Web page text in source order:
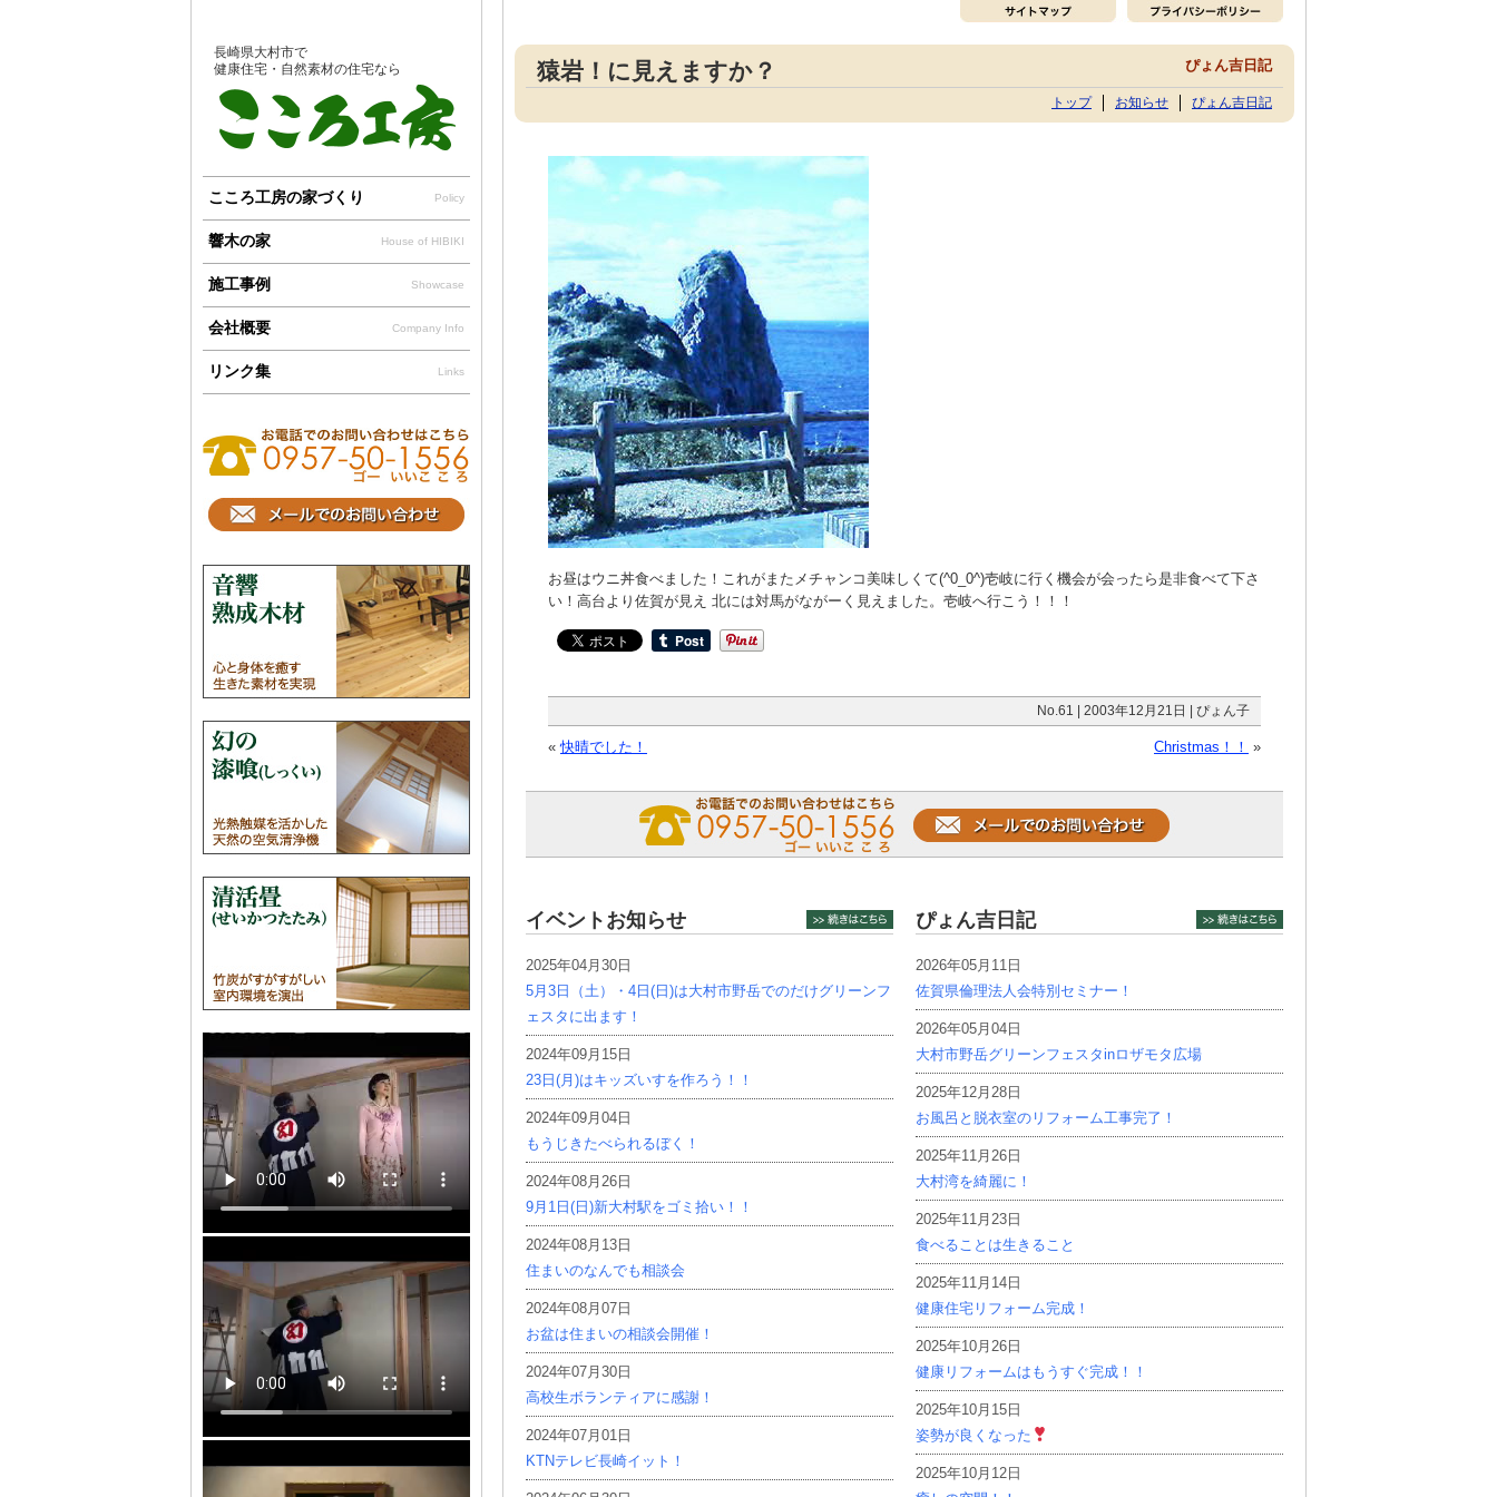
猿岩！に見えますか？ ぴょん吉日記
トップ お知らせ ぴょん吉日記
お昼はウニ丼食べました！これがまたメチャンコ美味しくて(^0_0^)壱岐に行く機会が会ったら是非食べて下さ
い！高台より佐賀が見え 北には対馬がながーく見えました。壱岐へ行こう！！！
No.61 | 2003年12月21日 | ぴょん子
«快晴でした！ Christmas！！ »
イベントお知らせ
2025年04月30日
5月3日（土）・4日(日)は大村市野岳でのだけグリーンフ
ェスタに出ます！
2024年09月15日
23日(月)はキッズいすを作ろう！！
2024年09月04日
もうじきたべられるぼく！
2024年08月26日
9月1日(日)新大村駅をゴミ拾い！！
2024年08月13日
住まいのなんでも相談会
2024年08月07日
お盆は住まいの相談会開催！
2024年07月30日
高校生ボランティアに感謝！
2024年07月01日
KTNテレビ長崎イット！
ぴょん吉日記
2026年05月11日
佐賀県倫理法人会特別セミナー！
2026年05月04日
大村市野岳グリーンフェスタinロザモタ広場
2025年12月28日
お風呂と脱衣室のリフォーム工事完了！
2025年11月26日
大村湾を綺麗に！
2025年11月23日
食べることは生きること
2025年11月14日
健康住宅リフォーム完成！
2025年10月26日
健康リフォームはもうすぐ完成！！
2025年10月15日
姿勢が良くなった
2025年10月12日
長崎県大村市で
健康住宅・自然素材の住宅なら
こころ工房の家づくり Policy
響木の家 House of HIBIKI
施工事例 Showcase
会社概要 Company Info
リンク集 Links